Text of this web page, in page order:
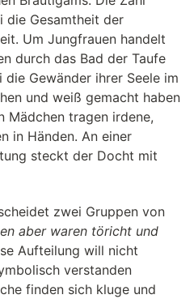
die Gesamtheit der
Um Jungfrauen handelt
durch das Bad der Taufe
Gewänder ihrer Seele im
und weiß gemacht haben
Mädchen tragen irdene,
in Händen. An einer
steckt der Docht mit
zwei Gruppen von
aber waren töricht und
Aufteilung will nicht
verstanden
finden sich kluge und